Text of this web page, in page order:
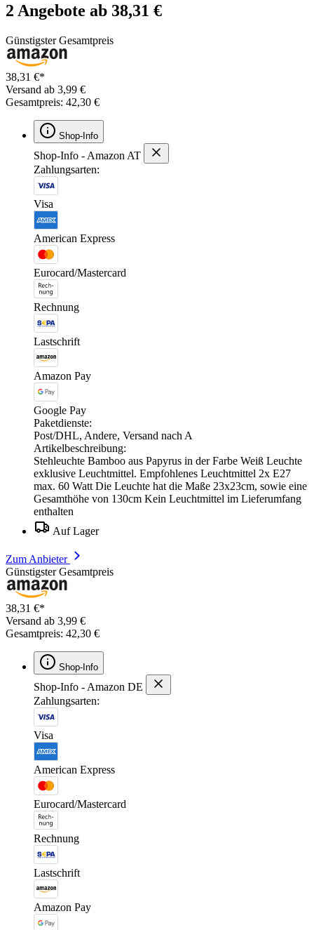
2 Angebote ab 38,31 €
Günstigster Gesamtpreis
38,31 €*
Versand ab 3,99 €
Gesamtpreis: 42,30 €
Shop-Info
Shop-Info - Amazon AT
Zahlungsarten:
Visa
American Express
Eurocard/Mastercard
Rechnung
Lastschrift
Amazon Pay
Google Pay
Paketdienste:
Post/DHL, Andere, Versand nach A
Artikelbeschreibung:
Stehleuchte Bamboo aus Papyrus in der Farbe Weiß Leuchte
exklusive Leuchtmittel. Empfohlenes Leuchtmittel 2x E27
max. 60 Watt Die Leuchte hat die Maße 23x23cm, sowie eine
Gesamthöhe von 130cm Kein Leuchtmittel im Lieferumfang
enthalten
Auf Lager
Zum Anbieter
Günstigster Gesamtpreis
38,31 €*
Versand ab 3,99 €
Gesamtpreis: 42,30 €
Shop-Info
Shop-Info - Amazon DE
Zahlungsarten:
Visa
American Express
Eurocard/Mastercard
Rechnung
Lastschrift
Amazon Pay